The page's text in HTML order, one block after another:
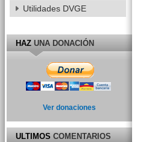
Utilidades DVGE
HAZUNA DONACIÓN
Ver donaciones
ULTIMOSCOMENTARIOS